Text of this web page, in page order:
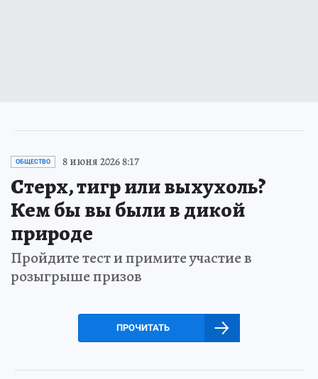
ОБЩЕСТВО 8 июня 2026 8:17
Стерх, тигр или выхухоль?
Кем бы вы были в дикой
природе
Пройдите тест и примите участие в
розыгрыше призов
ПРОЧИТАТЬ